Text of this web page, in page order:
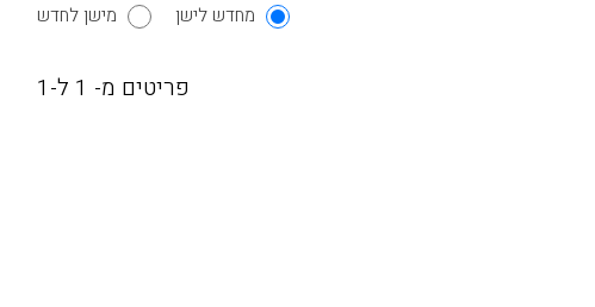
מחדש לישן
מישן לחדש
פריטים מ- 1 ל-1